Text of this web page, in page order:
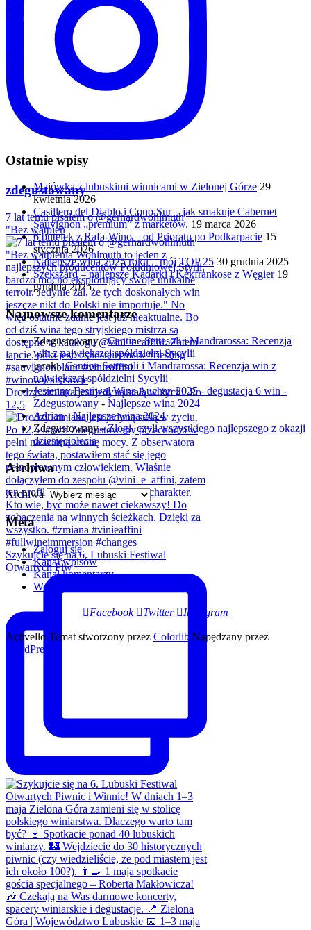
zdegustowany
7 lat temu pisałem o @gerhardwohlmuth
"Bez wątpien
Drodzy, zmiana jest jedyną stałą w życiu. Po
12,5
Szykujcie się na 6. Lubuski Festiwal
Otwartych Piw
Ostatnie wpisy
Majówka z lubuskimi winnicami w Zielonej Górze 29
kwietnia 2026
Casillero del Diablo i Cono Sur – jak smakuje Cabernet
Sauvignon „premium” z marketów. 19 marca 2026
6 butelek z Rafa-Wino – od Prioratu po Podkarpacie 15
stycznia 2026
Najlepsze wina 2025 roku – mój TOP 25 30 grudnia 2025
Szekszárd – najlepsze Kadarki i Kékfrankose z Węgier 19
grudnia 2025
Najnowsze komentarze
Zdegustowany-Cantine Settesoli i Mandrarossa: Recenzja
win z największej spółdzielni Sycylii
jacek-Cantine Settesoli i Mandrarossa: Recenzja win z
największej spółdzielni Sycylii
Jesienny Festiwal Wina Auchan 2025 - degustacja 6 win -
Zdegustowany - Najlepsze wina 2024
Adrian-Najlepsze wina 2024
Zdegustowany-Złogi, czyli wszystkiego najlepszego z okazji
dziesięciolecia
Archiwa
Archiwa
Meta
Zaloguj się
Kanał wpisów
Kanał komentarzy
WordPress.org
Facebook Twitter Instagram
Activello Temat stworzony przez Colorlib Napędzany przez
WordPress